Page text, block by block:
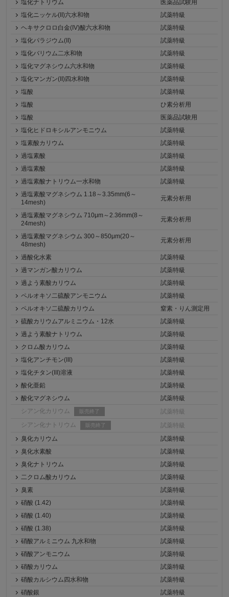
塩化ナトリウム
医薬品試験用
塩化ニッケル(II)六水和物
試薬特級
ヘキサクロロ白金(IV)酸六水和物
試薬特級
塩化パラジウム(II)
試薬特級
塩化バリウム二水和物
試薬特級
塩化マグネシウム六水和物
試薬特級
塩化マンガン(II)四水和物
試薬特級
塩酸
試薬特級
塩酸
ひ素分析用
塩酸
医薬品試験用
塩化ヒドロキシルアンモニウム
試薬特級
塩素酸カリウム
試薬特級
過塩素酸
試薬特級
過塩素酸
試薬特級
過塩素酸ナトリウム一水和物
試薬特級
過塩素酸マグネシウム 1.18～3.35mm(6～
14mesh)
元素分析用
過塩素酸マグネシウム 710μm～2.36mm(8～
24mesh)
元素分析用
過塩素酸マグネシウム 300～850μm(20～
48mesh)
元素分析用
過酸化水素
試薬特級
過マンガン酸カリウム
試薬特級
過よう素酸カリウム
試薬特級
ペルオキソ二硫酸アンモニウム
試薬特級
ペルオキソ二硫酸カリウム
窒素・りん測定用
硫酸カリウムアルミニウム・12水
試薬特級
過よう素酸ナトリウム
試薬特級
クロム酸カリウム
試薬特級
塩化アンチモン(III)
試薬特級
塩化チタン(III)溶液
試薬特級
酸化亜鉛
試薬特級
酸化マグネシウム
試薬特級
シアン化カリウム
販売終了
試薬特級
シアン化ナトリウム
販売終了
試薬特級
臭化カリウム
試薬特級
臭化水素酸
試薬特級
臭化ナトリウム
試薬特級
二クロム酸カリウム
試薬特級
臭素
試薬特級
硝酸 (1.42)
試薬特級
硝酸 (1.40)
試薬特級
硝酸 (1.38)
試薬特級
硝酸アルミニウム 九水和物
試薬特級
硝酸アンモニウム
試薬特級
硝酸カリウム
試薬特級
硝酸カルシウム四水和物
試薬特級
硝酸銀
試薬特級